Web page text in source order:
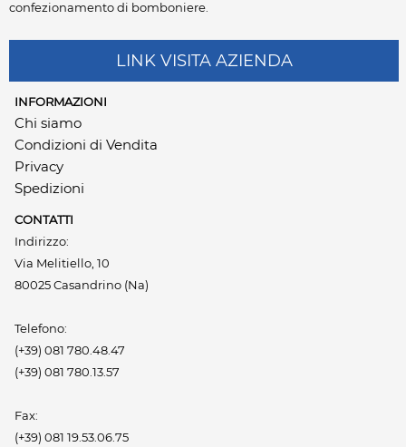
confezionamento di bomboniere.
LINK VISITA AZIENDA
INFORMAZIONI
Chi siamo
Condizioni di Vendita
Privacy
Spedizioni
CONTATTI
Indirizzo:
Via Melitiello, 10
80025 Casandrino (Na)
Telefono:
(+39) 081 780.48.47
(+39) 081 780.13.57
Fax:
(+39) 081 19.53.06.75